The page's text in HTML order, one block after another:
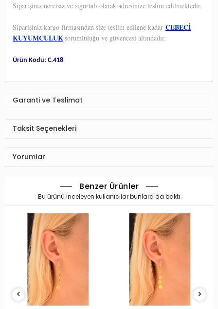
Siparişiniz ücretsiz ve sigortalı olarak adresinize teslim edilmektedir.
Siparişiniz kargo firmasından size teslim edilene kadar CEBECİ
KUYUMCULUKsorumluluğu ve güvencesi altındadır.
Ürün Kodu: C.418
Garanti ve Teslimat
Taksit Seçenekleri
Yorumlar
Benzer Ürünler
Bu ürünü inceleyen kullanıcılar bunlara da baktı